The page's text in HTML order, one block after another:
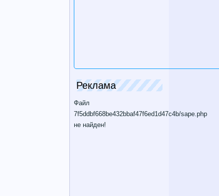
Реклама
Файл
7f5ddbf668be432bbaf47f6ed1d47c4b/sape.php
не найден!